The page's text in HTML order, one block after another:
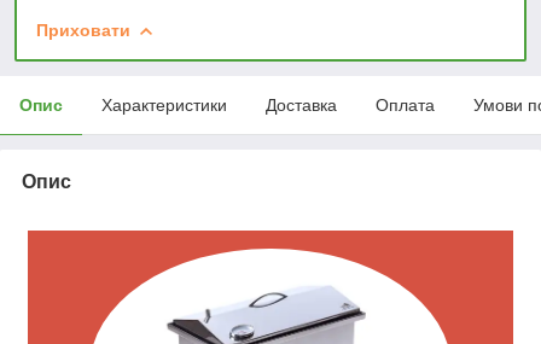
Приховати
Опис Характеристики Доставка Оплата Умови
Опис